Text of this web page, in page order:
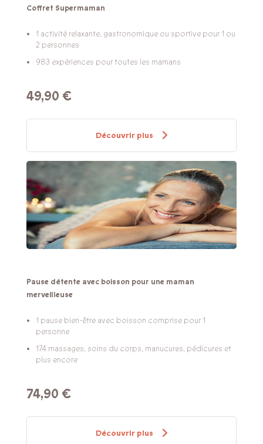
Coffret Supermaman
1 activité relaxante, gastronomique ou sportive pour 1 ou
2 personnes
983 expériences pour toutes les mamans
49,90 €
Découvrir plus
Pause détente avec boisson pour une maman
merveilleuse
1 pause bien-être avec boisson comprise pour 1
personne
174 massages, soins du corps, manucures, pédicures et
plus encore
74,90 €
Découvrir plus